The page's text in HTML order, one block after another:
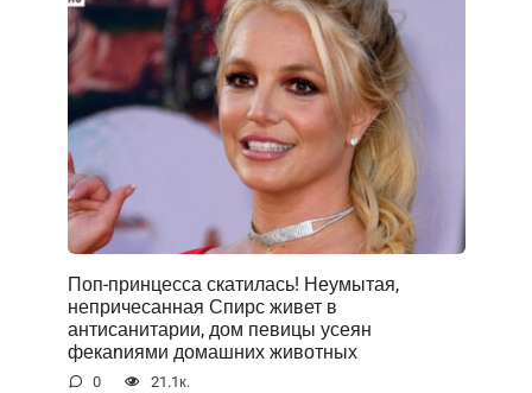
Поп-принцесса скатилась! Неумытая,
непричесанная Спирс живет в
антисанитарии, дом певицы усеян
фекаnиями домашних животных
0 21.1к.